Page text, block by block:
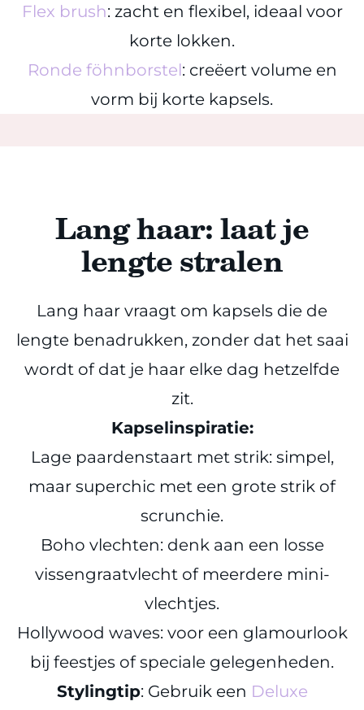
Flex brush: zacht en flexibel, ideaal voor
korte lokken.
Ronde föhnborstel: creëert volume en
vorm bij korte kapsels.
Lang haar: laat je
lengte stralen
Lang haar vraagt om kapsels die de
lengte benadrukken, zonder dat het saai
wordt of dat je haar elke dag hetzelfde
zit.
Kapselinspiratie:
Lage paardenstaart met strik: simpel,
maar superchic met een grote strik of
scrunchie.
Boho vlechten: denk aan een losse
vissengraatvlecht of meerdere mini-
vlechtjes.
Hollywood waves: voor een glamourlook
bij feestjes of speciale gelegenheden.
Stylingtip: Gebruik een Deluxe